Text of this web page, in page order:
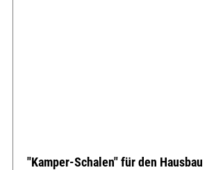
"Kamper-Schalen" für den Hausbau